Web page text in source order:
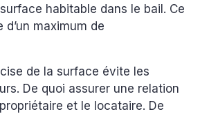
habitable dans le bail. Ce
maximum de
de la surface évite les
De quoi assurer une relation
et le locataire. De